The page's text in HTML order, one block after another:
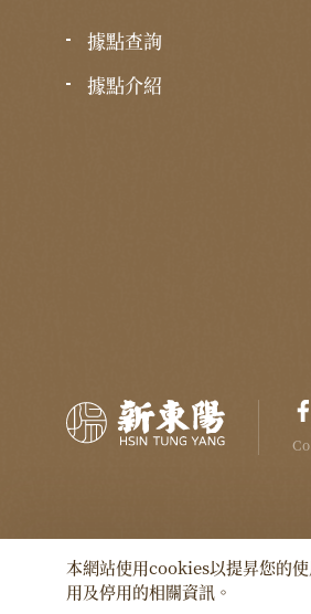
據點查詢
據點介紹
本網站使用cookies以提昇您的
用及停用的相關資訊。